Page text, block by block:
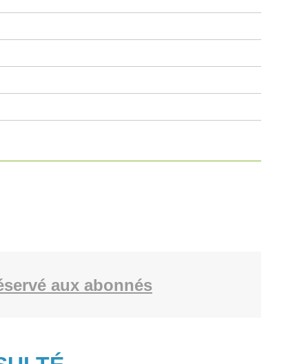
aux abonnés